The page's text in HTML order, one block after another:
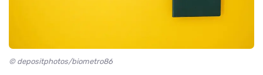
© depositphotos/biometro86